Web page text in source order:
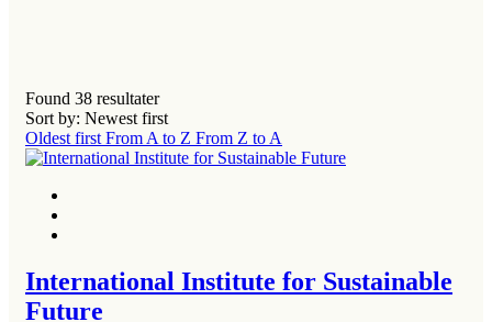
Found 38 resultater
Sort by: Newest first
Oldest first From A to Z From Z to A
International Institute for Sustainable
Future